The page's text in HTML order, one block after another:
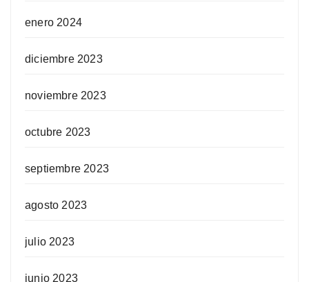
enero 2024
diciembre 2023
noviembre 2023
octubre 2023
septiembre 2023
agosto 2023
julio 2023
junio 2023